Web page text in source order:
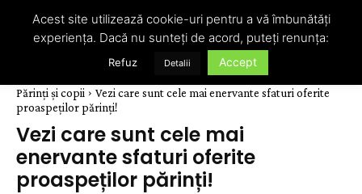
Părinți și copii
Vezi care sunt cele mai enervante sfaturi oferite
proaspeților părinți!
Vezi care sunt cele mai
enervante sfaturi oferite
proaspeților părinți!
Acest site utilizează cookie-uri pentru a vă îmbunătăți
experiența. Dacă nu sunteți de acord, puteți renunța:
Refuz Detalii Accept